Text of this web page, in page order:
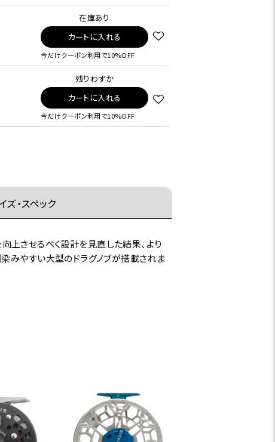
在庫あり
カートに入れる
今だけクーポン利用で10%OFF
残りわずか
カートに入れる
今だけクーポン利用で10%OFF
ズ・スペック
上させるべく設計を見直した結果、より
染みやすい大型のドラグノブが搭載されま